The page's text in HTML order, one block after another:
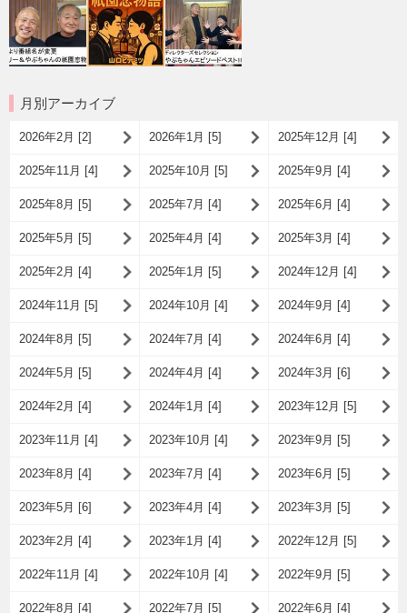
月別アーカイブ
2026年2月 [2] 2026年1月 [5] 2025年12月 [4]
2025年11月 [4] 2025年10月 [5] 2025年9月 [4]
2025年8月 [5] 2025年7月 [4] 2025年6月 [4]
2025年5月 [5] 2025年4月 [4] 2025年3月 [4]
2025年2月 [4] 2025年1月 [5] 2024年12月 [4]
2024年11月 [5] 2024年10月 [4] 2024年9月 [4]
2024年8月 [5] 2024年7月 [4] 2024年6月 [4]
2024年5月 [5] 2024年4月 [4] 2024年3月 [6]
2024年2月 [4] 2024年1月 [4] 2023年12月 [5]
2023年11月 [4] 2023年10月 [4] 2023年9月 [5]
2023年8月 [4] 2023年7月 [4] 2023年6月 [5]
2023年5月 [6] 2023年4月 [4] 2023年3月 [5]
2023年2月 [4] 2023年1月 [4] 2022年12月 [5]
2022年11月 [4] 2022年10月 [4] 2022年9月 [5]
2022年8月 [4] 2022年7月 [5] 2022年6月 [4]